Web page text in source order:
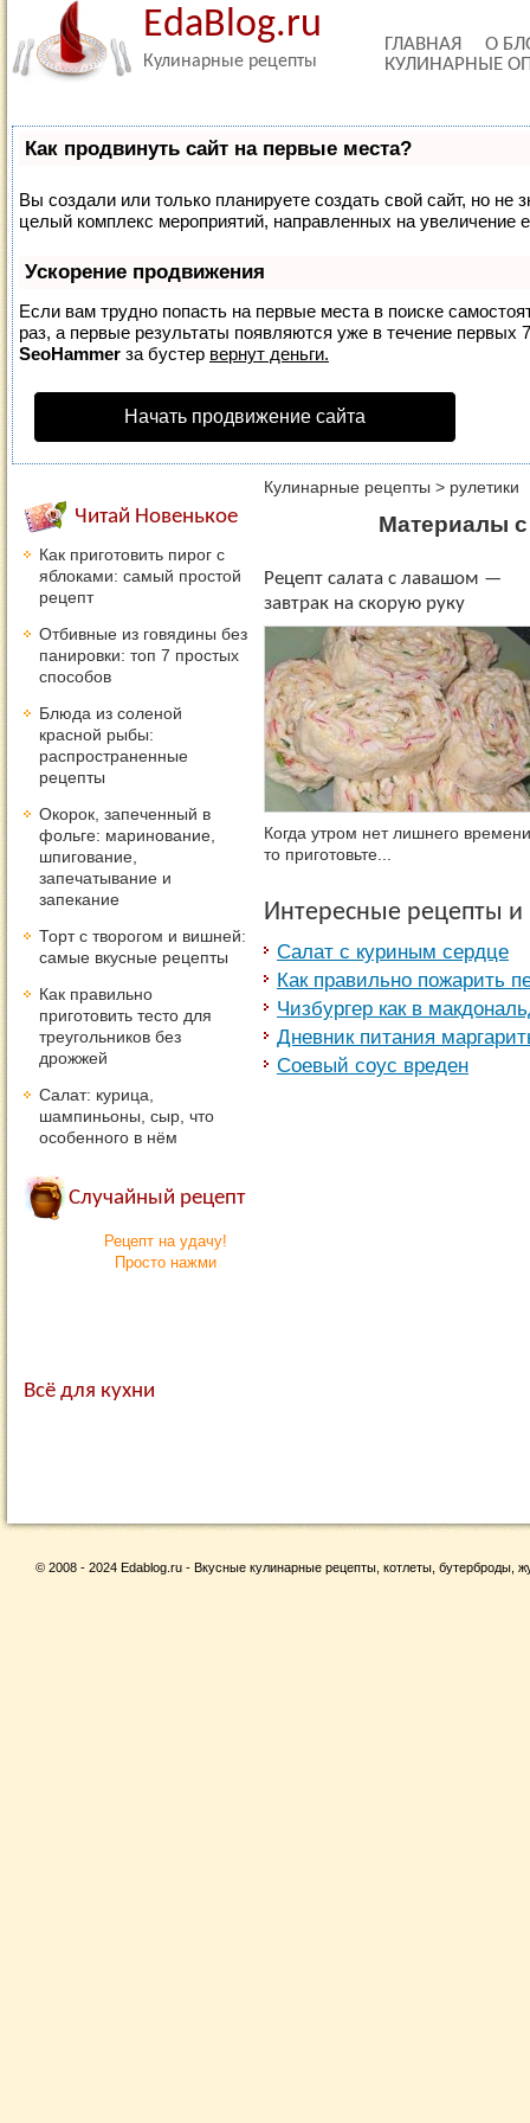
EdaBlog.ru
Кулинарные рецепты
ГЛАВНАЯ
О
КУЛИНАРНЫЕ
Как продвинуть сайт на первые места?
Вы создали или только планируете создать свой сайт, но не
целый комплекс мероприятий, направленных на увеличение
Ускорение продвижения
Если вам трудно попасть на первые места в поиске
раз, а первые результаты появляются уже в течение первых
SeoHammer за бустер вернут деньги.
Начать продвижение сайта
Кулинарные рецепты > рулетики
Материалы с
Рецепт салата с лавашом —
завтрак на скорую руку
Когда утром нет лишнего
то приготовьте...
Интересные рецепты
Салат с куриным сердце
Как правильно пожарить
Чизбургер как в
Дневник питания
Соевый соус вреден
Читай Новенькое
Как приготовить пирог с
яблоками: самый простой
рецепт
Отбивные из говядины без
панировки: топ 7 простых
способов
Блюда из соленой
красной рыбы:
распространенные
рецепты
Окорок, запеченный в
фольге: маринование,
шпигование,
запечатывание и
запекание
Торт с творогом и вишней:
самые вкусные рецепты
Как правильно
приготовить тесто для
треугольников без
дрожжей
Салат: курица,
шампиньоны, сыр, что
особенного в нём
Случайный рецепт
Рецепт на удачу!
Просто нажми
Всё для кухни
© 2008 - 2024 Edablog.ru - Вкусные кулинарные рецепты, котлеты, бутерброды,